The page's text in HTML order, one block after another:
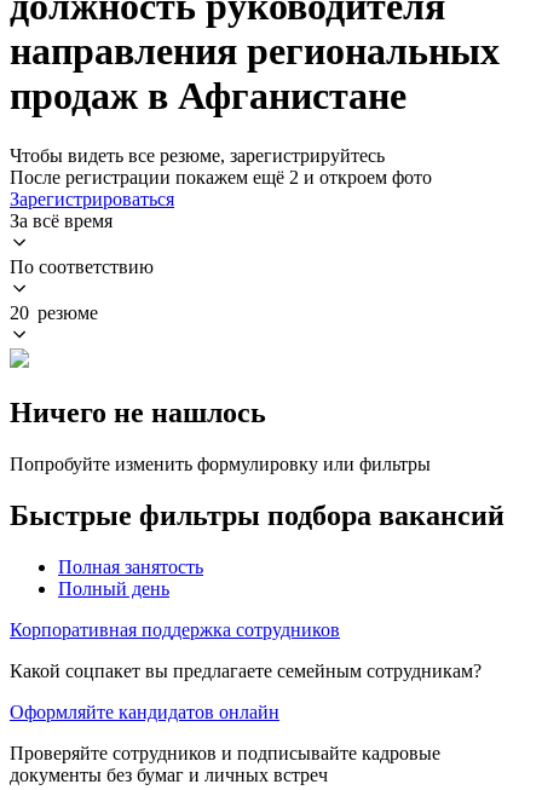
направления региональных
продаж в Афганистане
Чтобы видеть все резюме, зарегистрируйтесь
После регистрации покажем ещё 2 и откроем фото
Зарегистрироваться
За всё время
По соответствию
20 резюме
Ничего не нашлось
Попробуйте изменить формулировку или фильтры
Быстрые фильтры подбора вакансий
Полная занятость
Полный день
Корпоративная поддержка сотрудников
Какой соцпакет вы предлагаете семейным сотрудникам?
Оформляйте кандидатов онлайн
Проверяйте сотрудников и подписывайте кадровые
документы без бумаг и личных встреч